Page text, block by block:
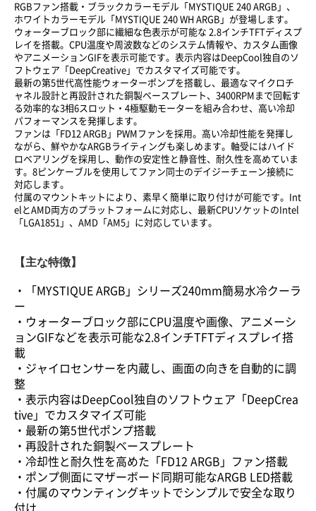
RGBファン搭載・ブラックカラーモデル「MYSTIQUE 240 ARGB」、
ホワイトカラーモデル「 MYSTIQUE 240 WH ARGB 」が登場します。
ウォーターブロック部に繊細な色表示が可能な 2.8インチTFTディスプ
レイを搭載。CPU温度や周波数などのシステム情報や、カスタム画像
やアニメーションGIFを表示可能です。表示内容はDeepCool独自のソ
フトウェア「DeepCreative」でカスタマイズ可能です。
最新の第5世代高性能ウォーターポンプを搭載し、最適なマイクロチ
ャネル設計と再設計された銅製ベースプレート、3400RPMまで回転す
る効率的な3相6スロット・4極駆動モーターを組み合わせ、高い冷却
パフォーマンスを発揮します。
ファンは「FD12 ARGB」PWMファンを採用。高い冷却性能を発揮し
ながら、鮮やかなARGBライティングも楽しめます。軸受にはハイド
ロベアリングを採用し、動作の安定性と静音性、耐久性を高めていま
す。8ピンケーブルを使用してファン同士のデイジーチェーン接続に
対応します。
付属のマウントキットにより、素早く簡単に取り付けが可能です。Int
elとAMD両方のプラットフォームに対応し、最新CPUソケットのIntel
「LGA1851」、AMD「AM5」に対応しています。
【主な特徴】
・「MYSTIQUE ARGB」シリーズ240mm簡易水冷クーラ
ー
・ウォーターブロック部にCPU温度や画像、アニメーシ
ョンGIFなどを表示可能な2.8インチTFTディスプレイ搭
載
・ジャイロセンサーを内蔵し、画面の向きを自動的に調
整
・表示内容はDeepCool独自のソフトウェア「DeepCrea
tive」でカスタマイズ可能
・最新の第5世代ポンプ搭載
・再設計された銅製ベースプレート
・冷却性と耐久性を高めた「FD12 ARGB」ファン搭載
・ポンプ側面にマザーボード同期可能なARGB LED搭載
・付属のマウンティングキットでシンプルで安全な取り
付け